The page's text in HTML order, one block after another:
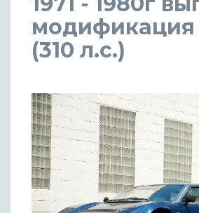
модификация
(310 л.с.)